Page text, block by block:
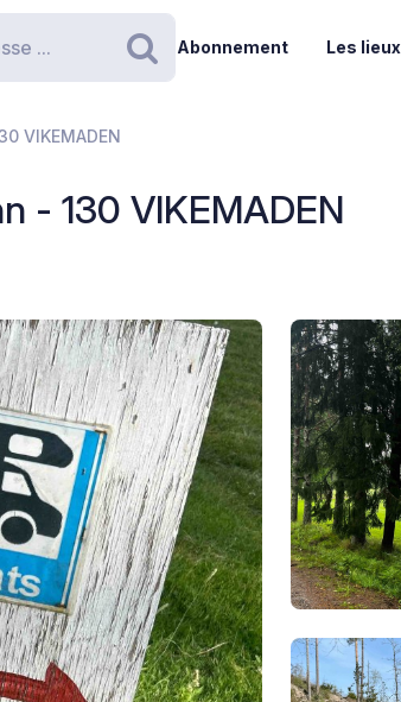
Rechercher
Abonnement Les lieux
VIKEMADEN
- 130 VIKEMADEN